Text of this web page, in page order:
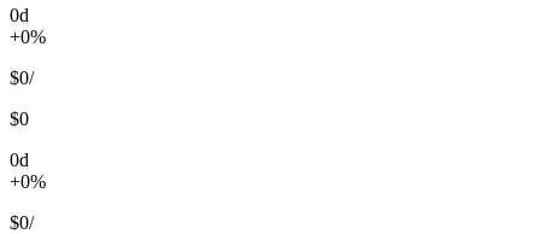
0d
+0%
$0/
$0
0d
+0%
$0/